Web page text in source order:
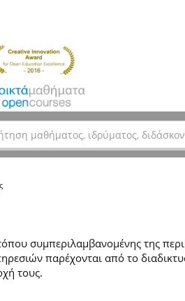
συμπεριλαμβανομένης της
παρέχονται από το
τους.